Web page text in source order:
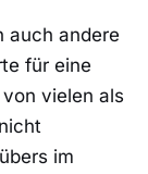
auch andere
für eine
vielen als
im